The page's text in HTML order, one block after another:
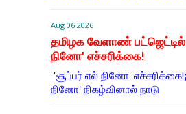
Aug 06 2026
தமிழக வேளாண் பட்ஜெட்டில்
நினோ' எச்சரிக்கை!
'சூப்பர் எல் நினோ'
நினோ' நிகழ்வினால் நாடு